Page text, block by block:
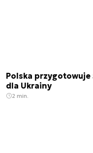
Polska
dla Ukrainy
2 min.